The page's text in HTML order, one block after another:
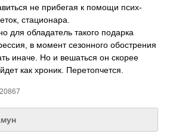
не приб­егая к помощи псих­
стац­иона­ра.
для обла­датель такого подарка
в момент сезо­нного обос­трения
иначе. Но и веша­ться он скорее
как хроник. Пере­топч­ется.